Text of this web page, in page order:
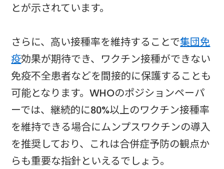
とが示されています。
さらに、高い接種率を維持することで集団免
疫効果が期待でき、ワクチン接種ができない
免疫不全患者などを間接的に保護することも
可能となります。WHOのポジションペーパ
ーでは、継続的に80%以上のワクチン接種率
を維持できる場合にムンプスワクチンの導入
を推奨しており、これは合併症予防の観点か
らも重要な指針といえるでしょう。